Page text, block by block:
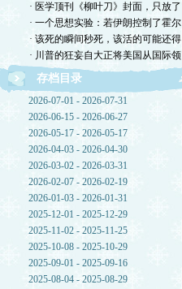
· 医学顶刊《柳叶刀》封面，只放了
· 一个思想实验：若伊朗控制了霍尔
· 该死的瞬间秒死，该活的可能还得
· 川普的狂妄自大正将美国从国际领
存档目录
2026-07-01 - 2026-07-31
2026-06-15 - 2026-06-27
2026-05-17 - 2026-05-17
2026-04-03 - 2026-04-30
2026-03-02 - 2026-03-31
2026-02-07 - 2026-02-19
2026-01-03 - 2026-01-31
2025-12-01 - 2025-12-29
2025-11-02 - 2025-11-25
2025-10-08 - 2025-10-29
2025-09-01 - 2025-09-16
2025-08-04 - 2025-08-29